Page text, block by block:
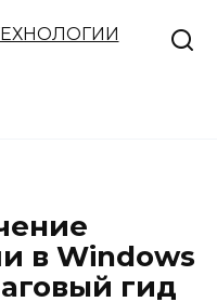
в Windows
гид